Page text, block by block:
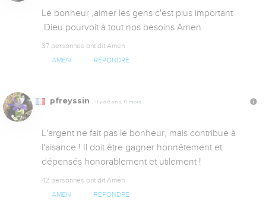
Le bonheur ,aimer les gens c'est plus important
.Dieu pourvoit à tout nos besoins Amen
37 personnes ont dit Amen
AMEN RÉPONDRE
pfreyssin Il y a 8 ans, 11 mois
L'argent ne fait pas le bonheur, mais contribue à
l'aisance ! Il doit être gagner honnêtement et
dépensés honorablement et utilement !
42 personnes ont dit Amen
AMEN RÉPONDRE